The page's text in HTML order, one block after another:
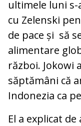
ultimele luni
cu Zelenski
de pace și să
alimentare
război. Jokowi
săptămâni că
Indonezia ca
El a explicat